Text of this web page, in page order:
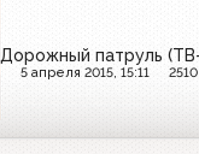
Дорожный патруль
5 апреля 2015, 15:11 2510